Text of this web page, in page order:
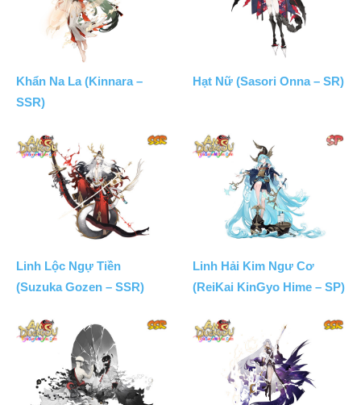
Khẩn Na La (Kinnara –
SSR)
Hạt Nữ (Sasori Onna – SR)
Linh Lộc Ngự Tiền
(Suzuka Gozen – SSR)
Linh Hải Kim Ngư Cơ
(ReiKai KinGyo Hime – SP)